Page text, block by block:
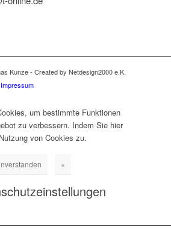
Kunze - Created by Netdesign2000 e.K.
Impressum
um bestimmte Funktionen
zu verbessern. Indem Sie hier
von Cookies zu.
×